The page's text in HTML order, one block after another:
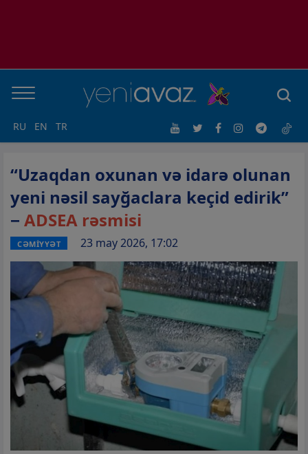
RU EN TR
“Uzaqdan oxunan və idarə olunan
yeni nəsil sayğaclara keçid edirik”
− ADSEA rəsmisi
CƏMİYYƏT 23 may 2026, 17:02